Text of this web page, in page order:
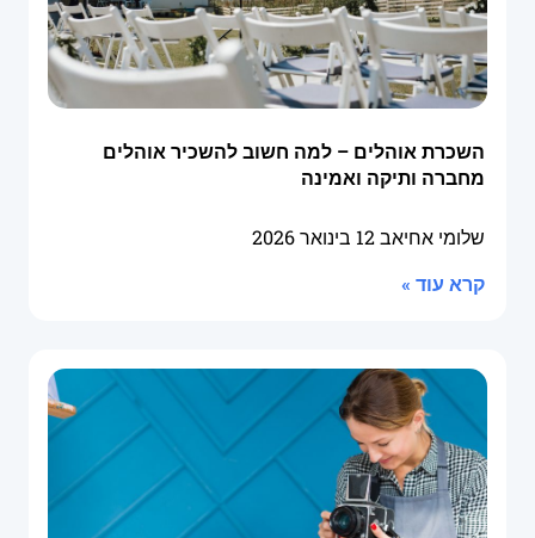
השכרת אוהלים – למה חשוב להשכיר אוהלים
מחברה ותיקה ואמינה
שלומי אחיאב12 בינואר 2026
קרא עוד »